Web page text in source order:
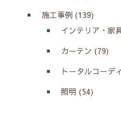
施工事例 (139)
インテリア・家
カーテン (79)
トータルコーデ
照明 (54)